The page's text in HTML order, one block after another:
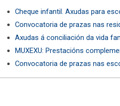
Cheque infantil. Axudas para
Convocatoria de prazas nas
Axudas á conciliación da vida
MUXEXU: Prestacións
Convocatoria de prazas nas